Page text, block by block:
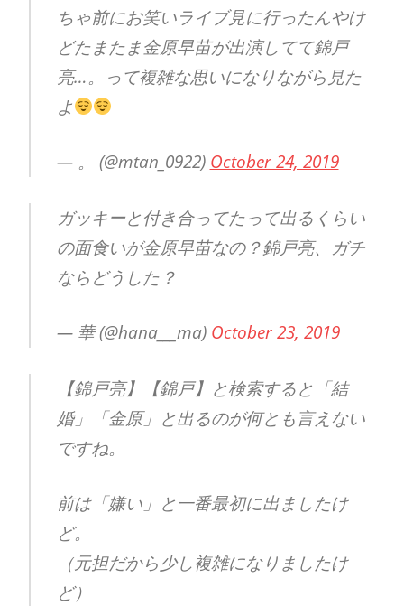
ちゃ前にお笑いライブ見に行ったんやけ
どたまたま金原早苗が出演してて錦戸
亮…。って複雑な思いになりながら見た
よ
— 。 (@mtan_0922) October 24, 2019
ガッキーと付き合ってたって出るくらい
の面食いが金原早苗なの？錦戸亮、ガチ
ならどうした？
— 華 (@hana___ma) October 23, 2019
【錦戸亮】【錦戸】と検索すると「結
婚」「金原」と出るのが何とも言えない
ですね。
前は「嫌い」と一番最初に出ましたけ
ど。
（元担だから少し複雑になりましたけ
ど）